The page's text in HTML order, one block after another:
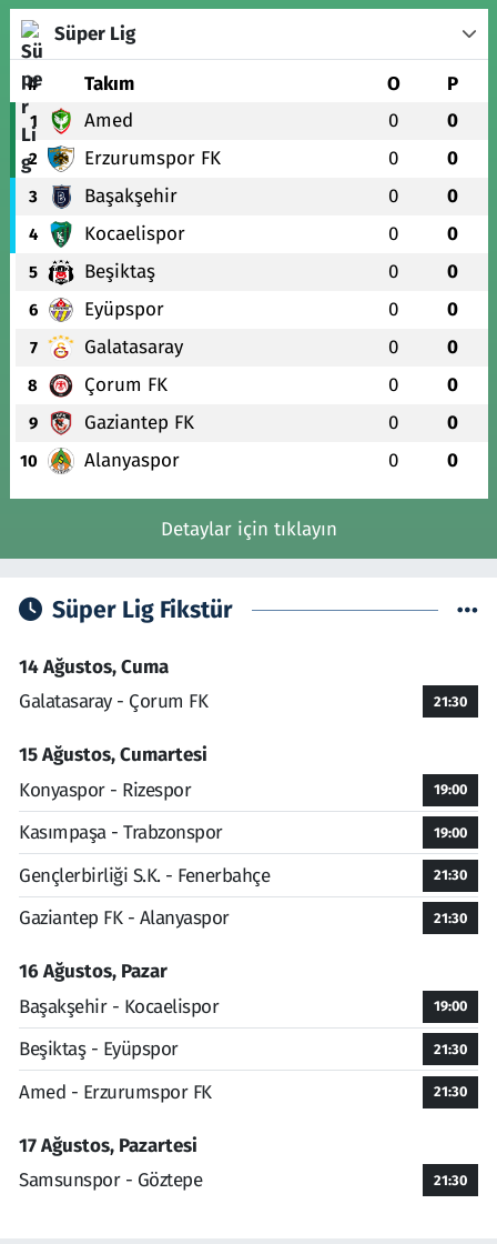
Süper Lig
# Takım O P
1 Amed 0 0
2 Erzurumspor FK 0 0
3 Başakşehir 0 0
4 Kocaelispor 0 0
5 Beşiktaş 0 0
6 Eyüpspor 0 0
7 Galatasaray 0 0
8 Çorum FK 0 0
9 Gaziantep FK 0 0
10 Alanyaspor 0 0
Detaylar için tıklayın
Süper Lig Fikstür
14 Ağustos, Cuma
Galatasaray - Çorum FK
21:30
15 Ağustos, Cumartesi
Konyaspor - Rizespor
19:00
Kasımpaşa - Trabzonspor 19:00
Gençlerbirliği S.K. - Fenerbahçe 21:30
Gaziantep FK - Alanyaspor 21:30
16 Ağustos, Pazar
Başakşehir - Kocaelispor
19:00
Beşiktaş - Eyüpspor 21:30
Amed - Erzurumspor FK 21:30
17 Ağustos, Pazartesi
Samsunspor - Göztepe
21:30